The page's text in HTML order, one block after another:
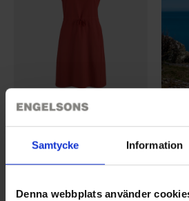
Samtycke Information
Denna webbplats använder
Naisten Ulkoilumekko
High Mountain
29 €
High
35